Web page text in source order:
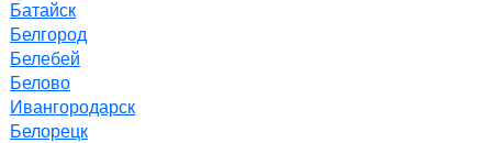
Батайск
Белгород
Белебей
Белово
Ивангородарск
Белорецк